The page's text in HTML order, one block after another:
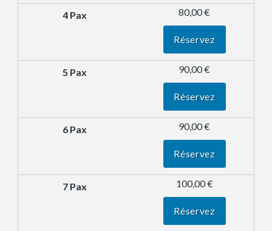
80,00 €
Réservez
90,00 €
Réservez
90,00 €
Réservez
100,00 €
Réservez